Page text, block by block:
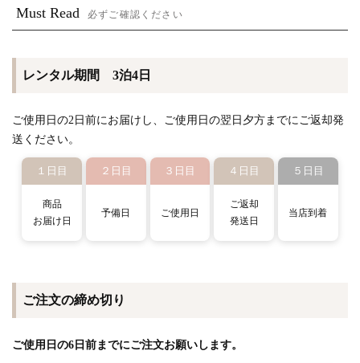
Must Read 必ずご確認ください
レンタル期間 3泊4日
ご使用日の2日前にお届けし、ご使用日の翌日夕方までにご返却発
送ください。
１日目
商品
お届け日
２日目
予備日
３日目
ご使用日
４日目
ご返却
発送日
５日目
当店到着
ご注文の締め切り
ご使用日の6日前までにご注文お願いします。